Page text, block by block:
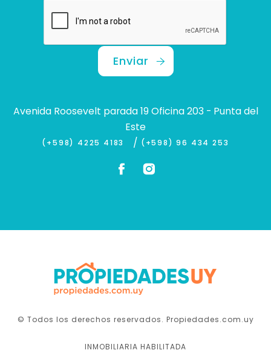
Enviar
Avenida Roosevelt parada 19 Oficina 203 - Punta del
Este
(+598) 4225 4183 / (+598) 96 434 253
© Todos los derechos reservados. Propiedades.com.uy
INMOBILIARIA HABILITADA